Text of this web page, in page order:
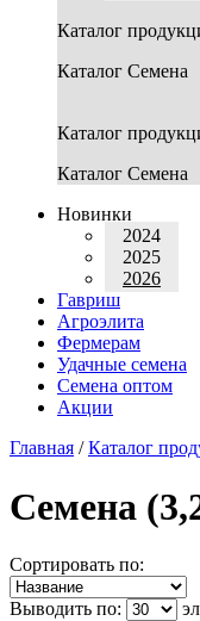
Каталог
Каталог Семена
Каталог
Каталог Семена
Новинки
2024
2025
2026
Гавриш
Агроэлита
Фермерам
Удачные семена
Семена оптом
Акции
Главная /Каталог
Семена
Сортировать по:
Выводить по: